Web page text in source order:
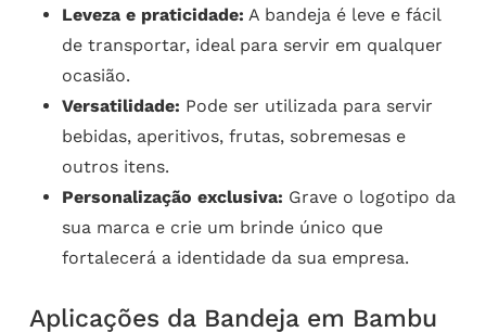
Leveza e praticidade: A bandeja é leve e fácil
de transportar, ideal para servir em qualquer
ocasião.
Versatilidade: Pode ser utilizada para servir
bebidas, aperitivos, frutas, sobremesas e
outros itens.
Personalização exclusiva: Grave o logotipo da
sua marca e crie um brinde único que
fortalecerá a identidade da sua empresa.
Aplicações da Bandeja em Bambu